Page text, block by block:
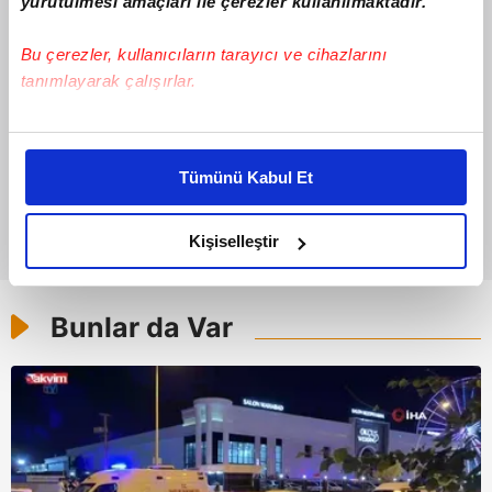
Bu çerezler, kullanıcıların tarayıcı ve cihazlarını
tanımlayarak çalışırlar.
Bu çerezlere izin vermeniz halinde sizlere özel
daha iyi reklam deneyimi yaşatabiliriz. Bunu yaparken
amacımızın size daha iyi bir reklam deneyimi sunmak
olduğunu ve sizlere en iyi içerikleri sunabilmek adına
elimizden gelen çabayı gösterdiğimizi ve bu noktada,
reklamların maliyetlerimizi karşılamak noktasında tek gelir
kalemimiz olduğunu sizlere hatırlatmak isteriz.
Her halükârda, kullanıcılar, bu çerezlere izin vermedikleri
takdirde, kullanıcılara hedefli reklamlar
gösterilmeyecektir."
Sizlere daha iyi bir hizmet sunabilmek için İnternet
Tümünü Kabul Et
Kişiselleştir
Bunlar da Var